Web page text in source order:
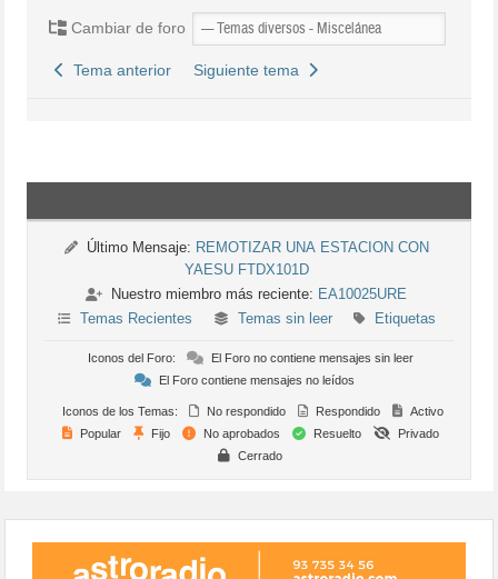
Cambiar de foro
Tema anterior Siguiente tema
Último Mensaje: REMOTIZAR UNA ESTACION CON
YAESU FTDX101D
Nuestro miembro más reciente: EA10025URE
Temas Recientes
Temas sin leer Etiquetas
Iconos del Foro:
El Foro no contiene mensajes sin leer
El Foro contiene mensajes no leídos
Iconos de los Temas: No respondido Respondido
Activo
Popular
Fijo No aprobados Resuelto
Privado
Cerrado